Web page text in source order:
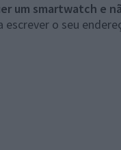
um smartwatch e
o seu